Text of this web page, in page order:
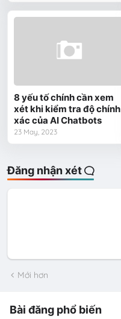
8 yếu tố chính cần xem
xét khi kiểm tra độ chính
xác của AI Chatbots
23 May, 2023
Đăng nhận xét
Mới hơn
Bài đăng phổ biến